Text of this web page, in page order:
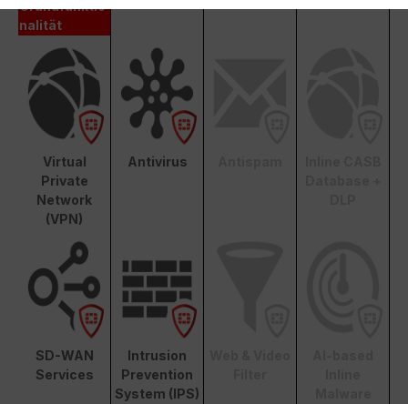
Grundfunktio
nalität
Virtual
Private
Network
(VPN)
Antivirus
SD-WAN
Services
Intrusion
Prevention
System (IPS)